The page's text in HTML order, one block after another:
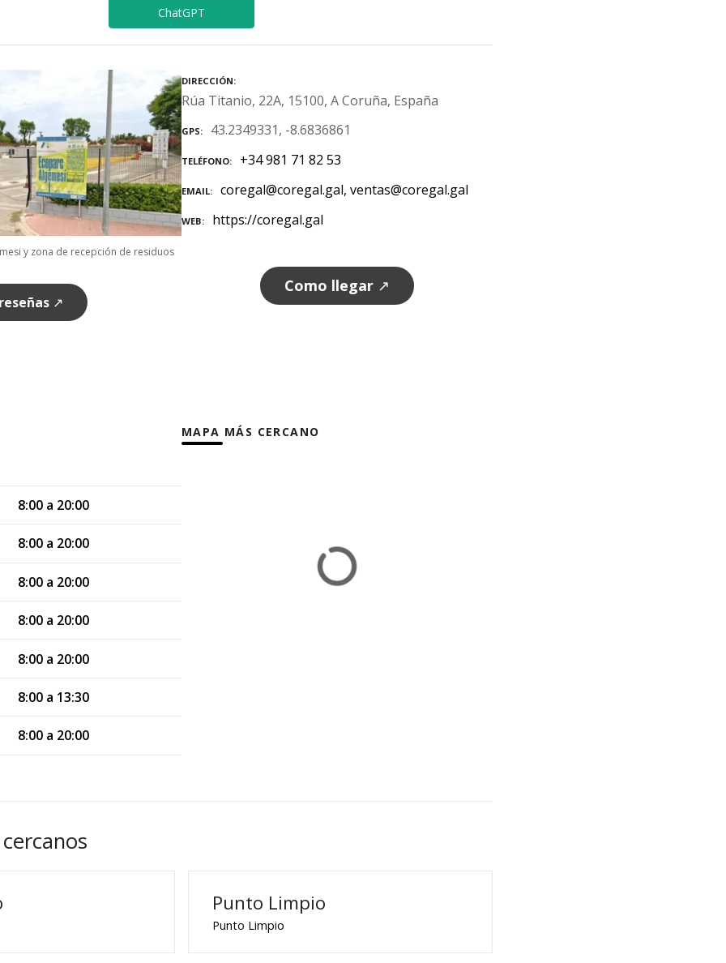
ChatGPT
y zona de recepción de residuos
↗
DIRECCIÓN
Rúa Titanio, 22A, 15100, A Coruña, España
GPS 43.2349331, -8.6836861
TELÉFONO +34 981 71 82 53
EMAIL coregal@coregal.gal, ventas@coregal.gal
WEB https://coregal.gal
Como llegar ↗
8:00 a 20:00
8:00 a 20:00
8:00 a 20:00
8:00 a 20:00
8:00 a 20:00
8:00 a 13:30
8:00 a 20:00
MAPA MÁS CERCANO
Punto Limpio
Punto Limpio